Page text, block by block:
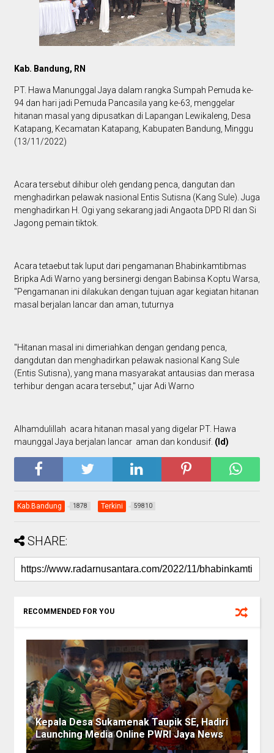
Kab. Bandung, RN
PT. Hawa Manunggal Jaya dalam rangka Sumpah Pemuda ke-
94 dan hari jadi Pemuda Pancasila yang ke-63, menggelar
hitanan masal yang dipusatkan di Lapangan Lewikaleng, Desa
Katapang, Kecamatan Katapang, Kabupaten Bandung, Minggu
(13/11/2022)
Acara tersebut dihibur oleh gendang penca, dangutan dan
menghadirkan pelawak nasional Entis Sutisna (Kang Sule). Juga
menghadirkan H. Ogi yang sekarang jadi Angaota DPD RI dan Si
Jagong pemain tiktok.
Acara tetaebut tak luput dari pengamanan Bhabinkamtibmas
Bripka Adi Warno yang bersinergi dengan Babinsa Koptu Warsa,
"Pengamanan ini dilakukan dengan tujuan agar kegiatan hitanan
masal berjalan lancar dan aman, tuturnya
"Hitanan masal ini dimeriahkan dengan gendang penca,
dangdutan dan menghadirkan pelawak nasional Kang Sule
(Entis Sutisna), yang mana masyarakat antausias dan merasa
terhibur dengan acara tersebut," ujar Adi Warno
Alhamdulillah acara hitanan masal yang digelar PT. Hawa
maunggal Jaya berjalan lancar aman dan kondusif. (Id)
Kab.Bandung 1878 Terkini 59810
SHARE:
RECOMMENDED FOR YOU
Kepala Desa Sukamenak Taupik SE, Hadiri
Launching Media Online PWRI Jaya News